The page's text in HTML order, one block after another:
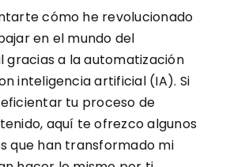
cómo he revolucionado
en el mundo del
gracias a la automatización
inteligencia artificial (IA). Si
tu proceso de
aquí te ofrezco algunos
que han transformado mi